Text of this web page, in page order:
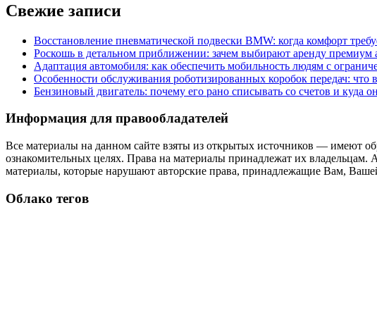
Свежие записи
Восстановление пневматической подвески BMW: когда комфорт
Роскошь в детальном приближении: зачем выбирают аренду премиум
Адаптация автомобиля: как обеспечить мобильность людям с
Особенности обслуживания роботизированных коробок передач: что
Бензиновый двигатель: почему его рано списывать со счетов и куда
Информация для правообладателей
Все материалы на данном сайте взяты из открытых источников — имеют
ознакомительных целях. Права на материалы принадлежат их
материалы, которые нарушают авторские права, принадлежащие Вам,
Облако тегов